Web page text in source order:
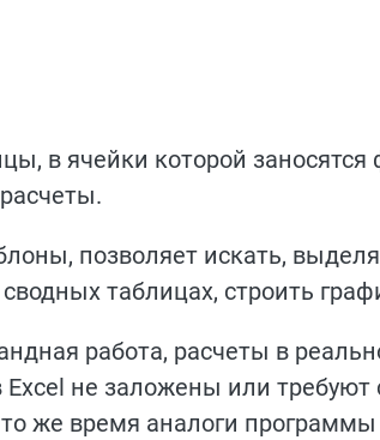
в ячейки которой
позволяет искать,
таблицах, строить
работа, расчеты в
не заложены или
же время аналоги